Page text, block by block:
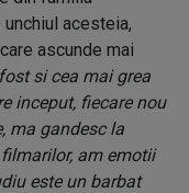
acesteia,
ascunde mai
si cea mai grea
inceput, fiecare nou
ma gandesc la
am emotii
este un barbat